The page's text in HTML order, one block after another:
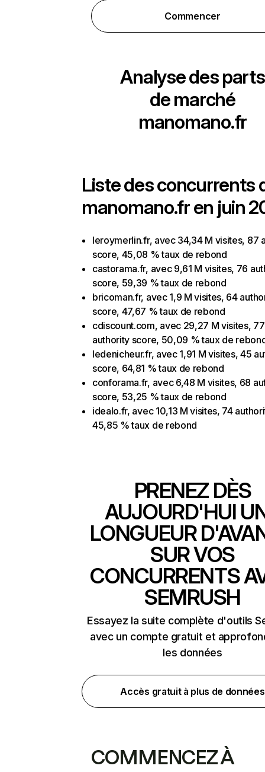
Commencer
Analyse des parts
de marché
manomano.fr
Liste des concurrents
manomano.fr en juin
leroymerlin.fr, avec 34,34 M visites, 87
score, 45,08 % taux de rebond
castorama.fr, avec 9,61 M visites, 76
score, 59,39 % taux de rebond
bricoman.fr, avec 1,9 M visites, 64
score, 47,67 % taux de rebond
cdiscount.com, avec 29,27 M visites, 77
authority score, 50,09 % taux de
ledenicheur.fr, avec 1,91 M visites, 45
score, 64,81 % taux de rebond
conforama.fr, avec 6,48 M visites, 68
score, 53,25 % taux de rebond
idealo.fr, avec 10,13 M visites, 74
45,85 % taux de rebond
PRENEZ DÈS
AUJOURD'HUI
LONGUEUR
SUR VOS
CONCURRENTS
SEMRUSH
Essayez la suite complète d'outils
avec un compte gratuit et
les données
Accès gratuit à plus de données
COMMENCEZ À